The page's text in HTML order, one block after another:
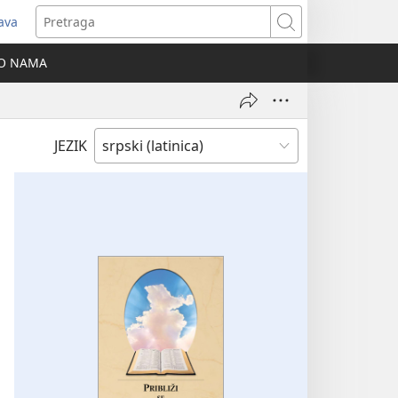
Pretraga
NAMA
JEZIK